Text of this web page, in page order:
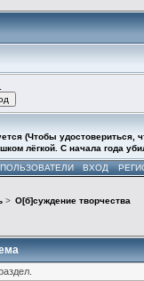
(Чтобы удостовериться,
лёгкой. С начала года
ПОЛЬЗОВАТЕЛИ ВХОД
> О[б]суждение творчества